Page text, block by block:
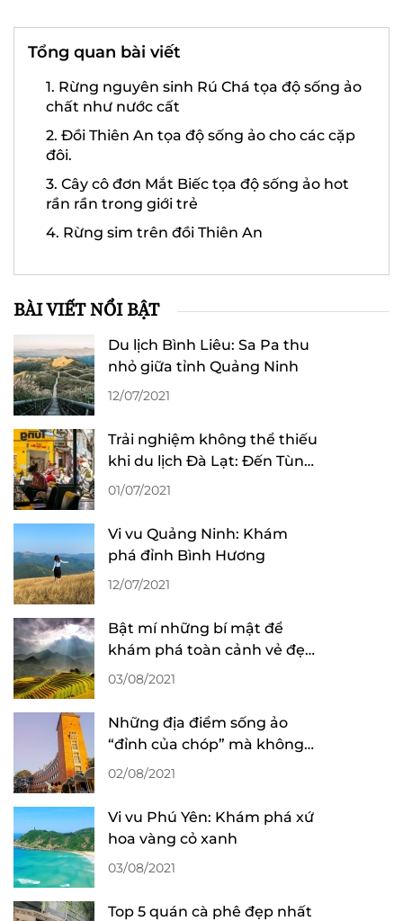
Tổng quan bài viết
1. Rừng nguyên sinh Rú Chá tọa độ sống ảo
chất như nước cất
2. Đồi Thiên An tọa độ sống ảo cho các cặp
đôi.
3. Cây cô đơn Mắt Biếc tọa độ sống ảo hot
rần rần trong giới trẻ
4. Rừng sim trên đồi Thiên An
BÀI VIẾT NỔI BẬT
Du lịch Bình Liêu: Sa Pa thu
nhỏ giữa tỉnh Quảng Ninh
12/07/2021
Trải nghiệm không thể thiếu
khi du lịch Đà Lạt: Đến Tùng
“làm” ly cafe!
01/07/2021
Vi vu Quảng Ninh: Khám
phá đỉnh Bình Hương
12/07/2021
Bật mí những bí mật để
khám phá toàn cảnh vẻ đẹp
mùa lúa chín ở Sa Pa
03/08/2021
Những địa điểm sống ảo
“đỉnh của chóp” mà không
mất phí tại Đà Lạt
02/08/2021
Vi vu Phú Yên: Khám phá xứ
hoa vàng cỏ xanh
03/08/2021
Top 5 quán cà phê đẹp nhất